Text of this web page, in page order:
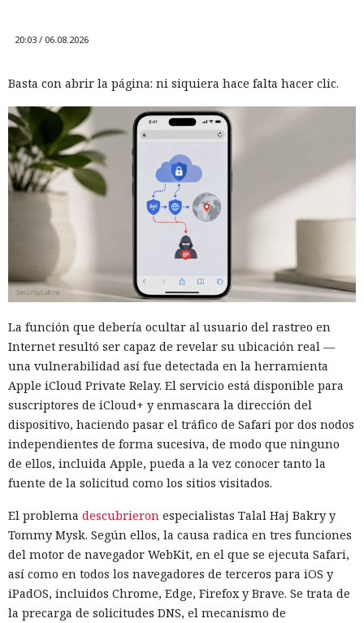
20:03 / 06.08.2026
Basta con abrir la página: ni siquiera hace falta hacer clic.
La función que debería ocultar al usuario del rastreo en
Internet resultó ser capaz de revelar su ubicación real —
una vulnerabilidad así fue detectada en la herramienta
Apple iCloud Private Relay. El servicio está disponible para
suscriptores de iCloud+ y enmascara la dirección del
dispositivo, haciendo pasar el tráfico de Safari por dos nodos
independientes de forma sucesiva, de modo que ninguno
de ellos, incluida Apple, pueda a la vez conocer tanto la
fuente de la solicitud como los sitios visitados.
El problema descubrieron especialistas Talal Haj Bakry y
Tommy Mysk. Según ellos, la causa radica en tres funciones
del motor de navegador WebKit, en el que se ejecuta Safari,
así como en todos los navegadores de terceros para iOS y
iPadOS, incluidos Chrome, Edge, Firefox y Brave. Se trata de
la precarga de solicitudes DNS, el mecanismo de